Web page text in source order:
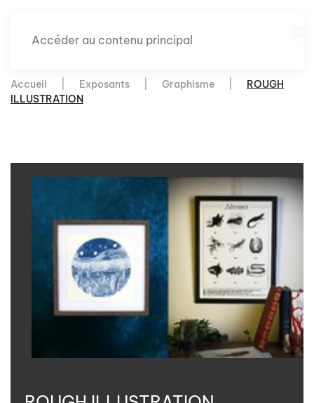
Accéder au contenu principal
Accueil Exposants Graphisme
ROUGH
ILLUSTRATION